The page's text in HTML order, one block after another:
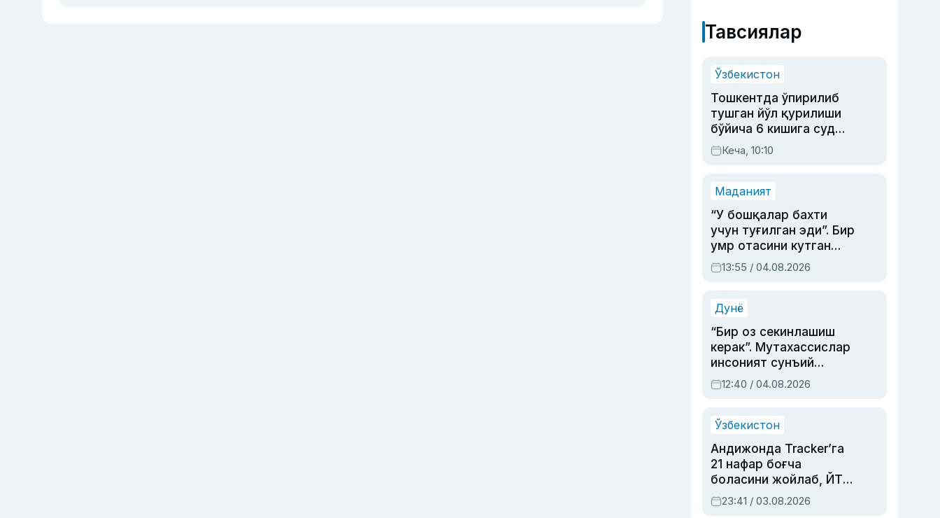
Тавсиялар
Ўзбекистон
Тошкентда ўпирилиб
тушган йўл қурилиши
бўйича 6 кишига суд
ҳукми ўқилди
Кеча, 10:10
Маданият
“У бошқалар бахти
учун туғилган эди”. Бир
умр отасини кутган
актриса ва дубльяж
устаси Римма
синовларга тўла ҳаёти
13:55 / 04.08.2026
Дунё
“Бир оз секинлашиш
керак”. Мутахассислар
инсоният сунъий
интеллектни бошқара
олмай қолишидан
12:40 / 04.08.2026
Ўзбекистон
Андижонда Tracker’га
21 нафар боғча
боласини жойлаб, ЙТҲ
содир этган аёлга суд
ҳукми ўқилди
23:41 / 03.08.2026